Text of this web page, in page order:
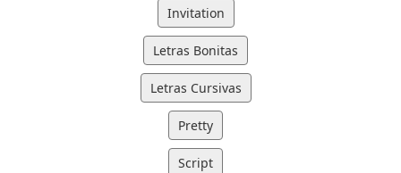
Invitation
Letras Bonitas
Letras Cursivas
Pretty
Script